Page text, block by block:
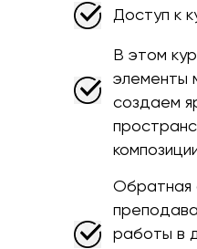
В этом
элементы
создаем
Доступ к
Обратная
работы в